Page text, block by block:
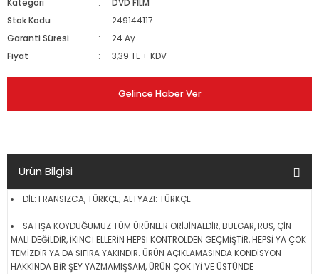
Kategori
DVD FİLM
Stok Kodu
249144117
Garanti Süresi
24 Ay
Fiyat
3,39 TL + KDV
Gelince Haber Ver
Ürün Bilgisi
DİL: FRANSIZCA, TÜRKÇE; ALTYAZI: TÜRKÇE
SATIŞA KOYDUĞUMUZ TÜM ÜRÜNLER ORİJİNALDİR, BULGAR, RUS, ÇİN
MALI DEĞİLDİR, İKİNCİ ELLERİN HEPSİ KONTROLDEN GEÇMİŞTİR, HEPSİ YA ÇOK
TEMİZDİR YA DA SIFIRA YAKINDIR. ÜRÜN AÇIKLAMASINDA KONDİSYON
HAKKINDA BİR ŞEY YAZMAMIŞSAM, ÜRÜN ÇOK İYİ VE ÜSTÜNDE